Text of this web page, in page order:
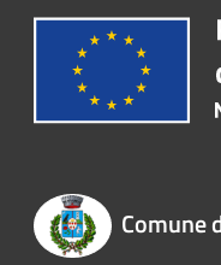
Comune